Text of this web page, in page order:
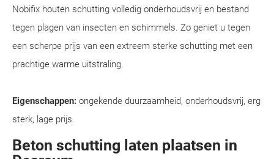
Nobifix houten schutting volledig onderhoudsvrij en bestand
tegen plagen van insecten en schimmels. Zo geniet u tegen
een scherpe prijs van een extreem sterke schutting met een
prachtige warme uitstraling.
Eigenschappen: ongekende duurzaamheid, onderhoudsvrij, erg
sterk, lage prijs.
Beton schutting laten plaatsen in